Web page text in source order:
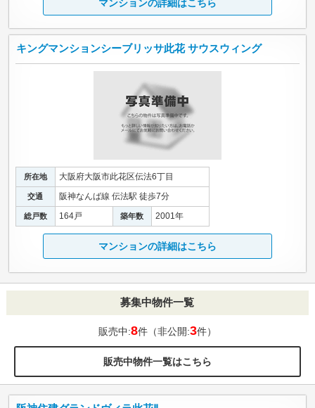
マンションの詳細はこちら
キングマンションシーブリッサ此花 サウスウィング
所在地 大阪府大阪市此花区伝法6丁目
交通 阪神なんば線 伝法駅 徒歩7分
総戸数 164戸 築年数 2001年
マンションの詳細はこちら
募集中物件一覧
販売中:8件（非公開:3件）
販売中物件一覧はこちら